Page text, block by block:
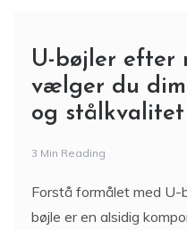
U-bøjler efter
vælger du
og stålkvalitet
3 Min Reading
Forstå formålet med U-
bøjle er en alsidig